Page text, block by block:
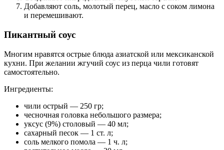
Добавляют соль, молотый перец, масло с соком лимона
и перемешивают.
Пикантный соус
Многим нравятся острые блюда азиатской или мексиканской
кухни. При желании жгучий соус из перца чили готовят
самостоятельно.
Ингредиенты:
чили острый — 250 гр;
чесночная головка небольшого размера;
уксус (9%) столовый — 40 мл;
сахарный песок — 1 ст. л;
соль мелкого помола — 1 ч. л;